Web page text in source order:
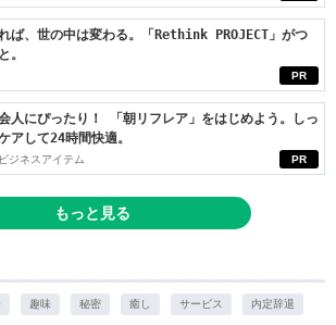
PR
ば、世の中は変わる。「Rethink PROJECT」がつ
。
PR
人にぴったり！ 「朝リフレア」をはじめよう。しっ
アして24時間快適。
ジネスアイテム
もっと見る
趣味 秘密 癒し サービス 内定辞退